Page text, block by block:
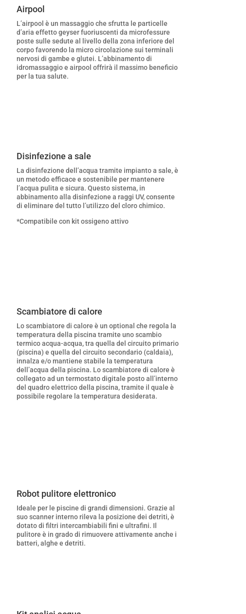
Airpool
L’airpool è un massaggio che sfrutta le particelle
d’aria effetto geyser fuoriuscenti da microfessure
poste sulle sedute al livello della zona inferiore del
corpo favorendo la micro circolazione sui terminali
nervosi di gambe e glutei. L’abbinamento di
idromassaggio e airpool offrirà il massimo beneficio
per la tua salute.
Disinfezione a sale
La disinfezione dell’acqua tramite impianto a sale, è
un metodo efficace e sostenibile per mantenere
l’acqua pulita e sicura. Questo sistema, in
abbinamento alla disinfezione a raggi UV, consente
di eliminare del tutto l’utilizzo del cloro chimico.
*Compatibile con kit ossigeno attivo
Scambiatore di calore
Lo scambiatore di calore è un optional che regola la
temperatura della piscina tramite uno scambio
termico acqua-acqua, tra quella del circuito primario
(piscina) e quella del circuito secondario (caldaia),
innalza e/o mantiene stabile la temperatura
dell’acqua della piscina. Lo scambiatore di calore è
collegato ad un termostato digitale posto all’interno
del quadro elettrico della piscina, tramite il quale è
possibile regolare la temperatura desiderata.
Robot pulitore elettronico
Ideale per le piscine di grandi dimensioni. Grazie al
suo scanner interno rileva la posizione dei detriti, è
dotato di filtri intercambiabili fini e ultrafini. Il
pulitore è in grado di rimuovere attivamente anche i
batteri, alghe e detriti.